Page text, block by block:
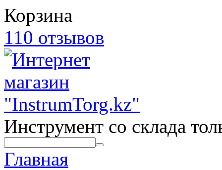
Корзина
110 отзывов
Инструмент со склада
Главная